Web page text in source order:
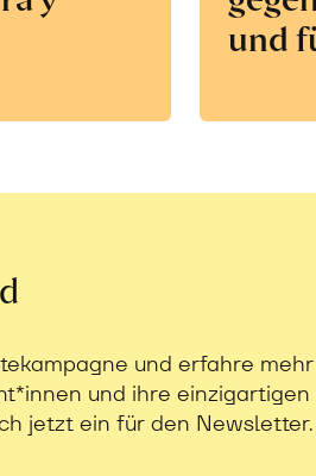
und
und erfahre mehr
und ihre einzigartigen
jetzt ein für den Newsletter.